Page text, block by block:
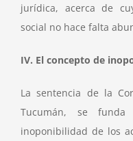
jurídica, acerca de
social no hace falta
IV. El concepto de
La sentencia de la
Tucumán, se
inoponibilidad de los